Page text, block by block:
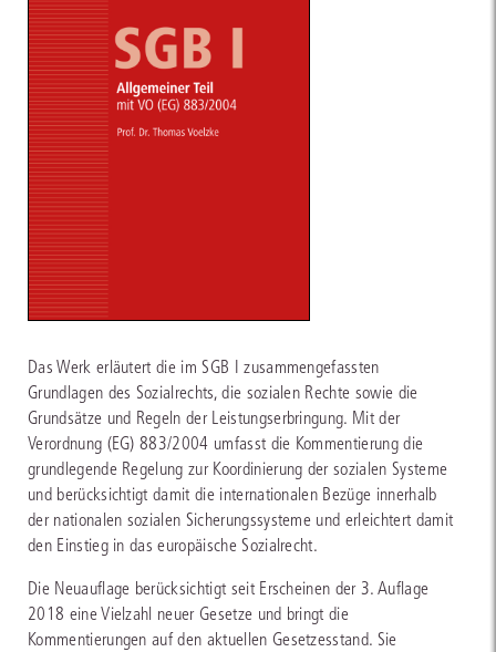
Das Werk erläutert die im SGB I zusammengefassten
Grundlagen des Sozialrechts, die sozialen Rechte sowie die
Grundsätze und Regeln der Leistungserbringung. Mit der
Verordnung (EG) 883/2004 umfasst die Kommentierung die
grundlegende Regelung zur Koordinierung der sozialen Systeme
und berücksichtigt damit die internationalen Bezüge innerhalb
der nationalen sozialen Sicherungssysteme und erleichtert damit
den Einstieg in das europäische Sozialrecht.
Die Neuauflage berücksichtigt seit Erscheinen der 3. Auflage
2018 eine Vielzahl neuer Gesetze und bringt die
Kommentierungen auf den aktuellen Gesetzesstand. Sie